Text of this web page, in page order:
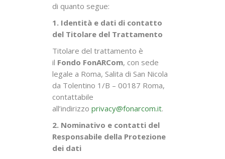
di quanto segue:
1. Identità e dati di contatto
del Titolare del Trattamento
Titolare del trattamento è
il Fondo FonARCom, con sede
legale a Roma, Salita di San Nicola
da Tolentino 1/B – 00187 Roma,
contattabile
all’indirizzo privacy@fonarcom.it.
2. Nominativo e contatti del
Responsabile della Protezione
dei dati